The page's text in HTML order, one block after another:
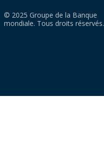
© 2025 Groupe de la Banque
mondiale. Tous droits réservés.